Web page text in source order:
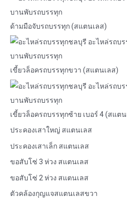
ด้ามมือจับรถบรรทุก (สแตนเลส)
เขี้ยวล็อครถบรรทุกขวา (สแตนเลส)
เขี้ยวล็อครถบรรทุกซ้าย เบอร์ 4 (สแต
ประคองเสาใหญ่ สแตนเลส
ประคองเสาเล็ก สแตนเลส
ขอสับโซ่ 3 ห่วง สแตนเลส
ขอสับโซ่ 2 ห่วง สแตนเลส
ตัวคล้องกุญแจสแตนเลสขวา